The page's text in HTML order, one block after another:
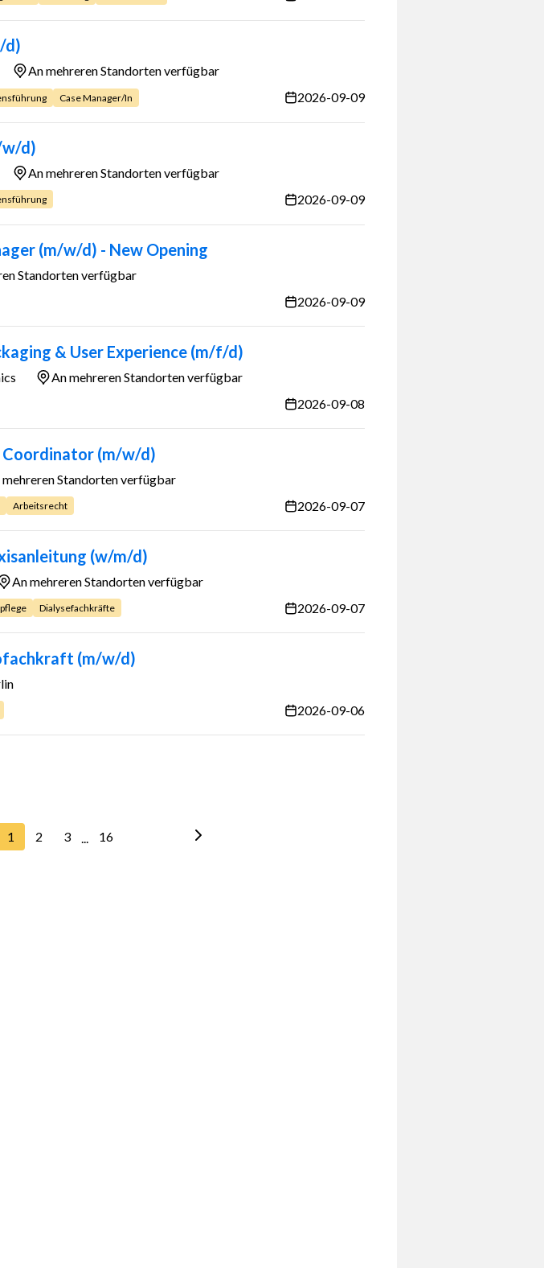
d)
An mehreren Standorten verfügbar
Case Manager/in 2026-09-09
d)
An mehreren Standorten verfügbar
2026-09-09
(m/w/d) - New Opening
Standorten verfügbar
2026-09-09
& User Experience (m/f/d)
An mehreren Standorten verfügbar
2026-09-08
(m/w/d)
mehreren Standorten verfügbar
Arbeitsrecht 2026-09-07
(w/m/d)
An mehreren Standorten verfügbar
Dialysefachkräfte 2026-09-07
(m/w/d)
2026-09-06
1 2 3 ... 16